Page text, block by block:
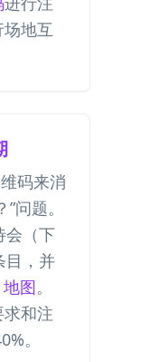
地互
码来消
问题。
会（下
目，并
图。
和注
。